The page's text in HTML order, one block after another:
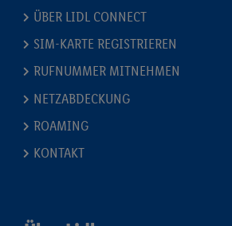
ÜBER LIDL CONNECT
SIM-KARTE REGISTRIEREN
RUFNUMMER MITNEHMEN
NETZABDECKUNG
ROAMING
KONTAKT